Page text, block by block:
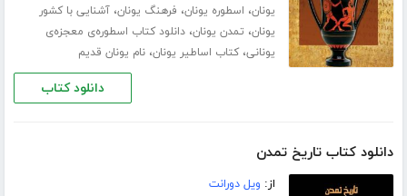
یونان، اسطوره یونان، فرهنگ یونان،آشنایی با کشور
یونان، تمدن یونان،دانلود کتاب اسطوره‌ی معجزه‌ی
یونانی،کتاب اساطیر یونان،نام یونان قدیم
دانلود کتاب
دانلود کتاب تاریخ تمدن
از: ویل دورانت